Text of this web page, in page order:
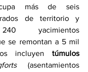
más de seis
de territorio y
yacimientos
se remontan a 5 mil
incluyen túmulos
(asentamientos